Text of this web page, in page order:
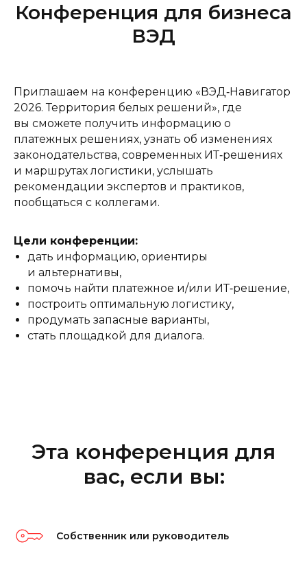
Конференция для бизнеса
ВЭД
Приглашаем на конференцию «ВЭД‑Навигатор
2026. Территория белых решений», где
вы сможете получить информацию о
платежных решениях, узнать об изменениях
законодательства, современных ИТ‑решениях
и маршрутах логистики, услышать
рекомендации экспертов и практиков,
пообщаться с коллегами.
Цели конференции:
дать информацию, ориентиры
и альтернативы,
помочь найти платежное и/или ИТ‑решение,
построить оптимальную логистику,
продумать запасные варианты,
стать площадкой для диалога.
Эта конференция для
вас, если вы:
Собственник или руководитель